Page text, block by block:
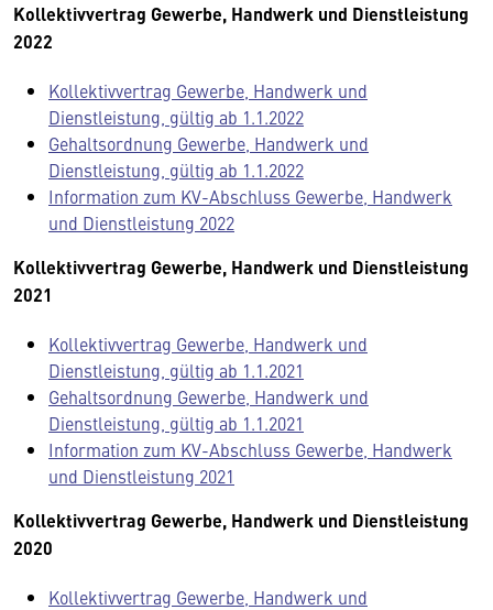
Kollektivvertrag Gewerbe, Handwerk und Dienstleistung
2022
Kollektivvertrag Gewerbe, Handwerk und
Dienstleistung, gültig ab 1.1.2022
Gehaltsordnung Gewerbe, Handwerk und
Dienstleistung, gültig ab 1.1.2022
Information zum KV-Abschluss Gewerbe, Handwerk
und Dienstleistung 2022
Kollektivvertrag Gewerbe, Handwerk und Dienstleistung
2021
Kollektivvertrag Gewerbe, Handwerk und
Dienstleistung, gültig ab 1.1.2021
Gehaltsordnung Gewerbe, Handwerk und
Dienstleistung, gültig ab 1.1.2021
Information zum KV-Abschluss Gewerbe, Handwerk
und Dienstleistung 2021
Kollektivvertrag Gewerbe, Handwerk und Dienstleistung
2020
Kollektivvertrag Gewerbe, Handwerk und